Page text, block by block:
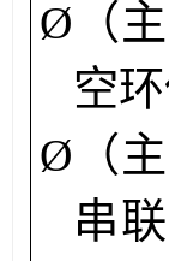
Ø （
空
Ø （
串